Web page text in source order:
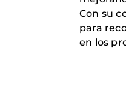
Con su
para
en los